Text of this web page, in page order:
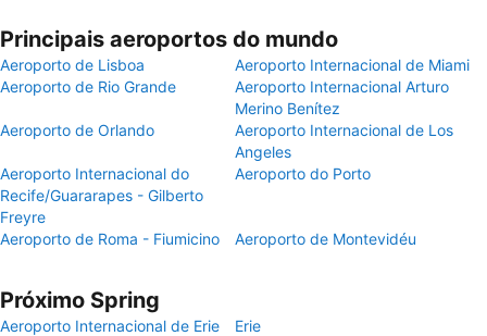
Principais aeroportos do mundo
Aeroporto de Lisboa
Aeroporto Internacional de Miami
Aeroporto de Rio Grande
Aeroporto Internacional Arturo
Merino Benítez
Aeroporto de Orlando
Aeroporto Internacional de Los
Angeles
Aeroporto Internacional do
Recife/Guararapes - Gilberto
Freyre
Aeroporto do Porto
Aeroporto de Roma - Fiumicino Aeroporto de Montevidéu
Próximo Spring
Aeroporto Internacional de Erie
Erie